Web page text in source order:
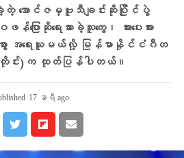
တဲ့ အောင်ဇမ္ဗူသီချင်းဆိုပြိုင်ပွဲ
ောဆိုရေးသားခဲ့သူတွေ၊ အားပေးအား
က်စွာ အရေးယူမယ်လို့ မြန်မာနိုင်ငံဂီတ
င်း)က ထုတ်ပြန်ပါတယ်။
17 နာရီ ago